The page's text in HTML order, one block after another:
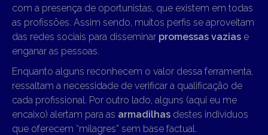
com a presença de oportunistas, que existem em todas
as profissões. Assim sendo, muitos perfis se aproveitam
das redes sociais para disseminar promessas vazias e
enganar as pessoas.
Enquanto alguns reconhecem o valor dessa ferramenta,
ressaltam a necessidade de verificar a qualificação de
cada profissional. Por outro lado, alguns (aqui eu me
encaixo) alertam para as armadilhas destes indivíduos
que oferecem “milagres” sem base factual.